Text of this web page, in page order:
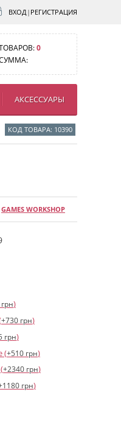
ВХОД| РЕГИСТРАЦИЯ
0
АКСЕССУАРЫ
КОД ТОВАРА: 10390
GAMES WORKSHOP
)
+730 грн)
грн)
(+510 грн)
+2340 грн)
грн)